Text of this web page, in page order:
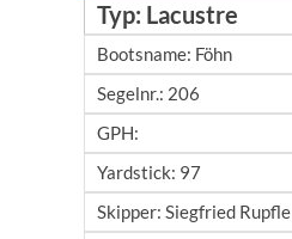
Lacustre
Föhn
206
97
Siegfried Rupfle